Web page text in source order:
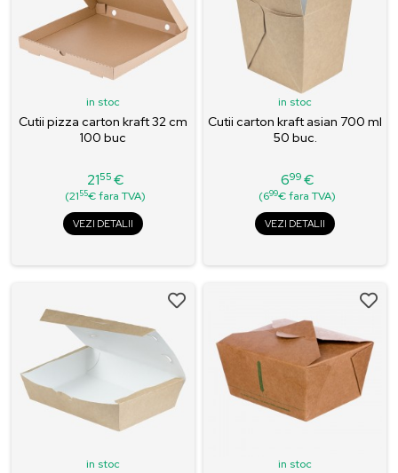
in stoc
Cutii pizza carton kraft 32 cm
100 buc
Pret
2155 €
(2155€ fara TVA)
VEZI DETALII
in stoc
Cutii carton kraft asian 700 ml
50 buc.
Pret
699 €
(699€ fara TVA)
VEZI DETALII
in stoc in stoc